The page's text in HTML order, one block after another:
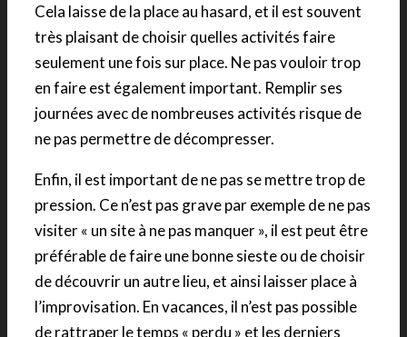
Cela laisse de la place au hasard, et il est souvent
très plaisant de choisir quelles activités faire
seulement une fois sur place. Ne pas vouloir trop
en faire est également important. Remplir ses
journées avec de nombreuses activités risque de
ne pas permettre de décompresser.
Enfin, il est important de ne pas se mettre trop de
pression. Ce n’est pas grave par exemple de ne pas
visiter « un site à ne pas manquer », il est peut être
préférable de faire une bonne sieste ou de choisir
de découvrir un autre lieu, et ainsi laisser place à
l’improvisation. En vacances, il n’est pas possible
de rattraper le temps « perdu » et les derniers